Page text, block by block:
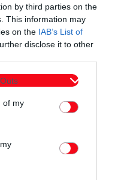
by third parties on the
This information may
on the IAB’s List of
disclose it to other
of my